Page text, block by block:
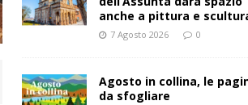
anche a pittura e
7 Agosto 2026 0
Agosto in collina, le
da sfogliare